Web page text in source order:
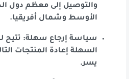
والتوصيل إلى معظم دول
الأوسط وشمال أفريقيا.
سياسة إرجاع سهلة: تتيح
السهلة إعادة المنتجات
يسر.